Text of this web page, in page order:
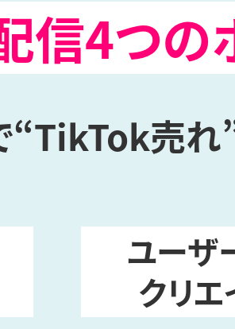
4つの
“TikTok売れ
ユーザ
クリエ